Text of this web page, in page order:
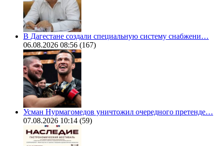
В Дагестане создали специальную систему снабжени…
06.08.2026 08:56 (167)
Усман Нурмагомедов уничтожил очередного претенде…
07.08.2026 10:14 (59)